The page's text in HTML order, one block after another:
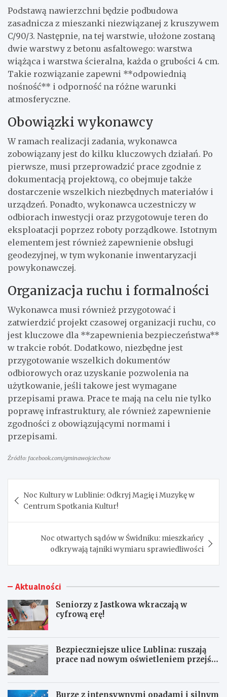
Podstawą nawierzchni będzie podbudowa
zasadnicza z mieszanki niezwiązanej z kruszywem
C/90/3. Następnie, na tej warstwie, ułożone zostaną
dwie warstwy z betonu asfaltowego: warstwa
wiążąca i warstwa ścieralna, każda o grubości 4 cm.
Takie rozwiązanie zapewni **odpowiednią
nośność** i odporność na różne warunki
atmosferyczne.
Obowiązki wykonawcy
W ramach realizacji zadania, wykonawca
zobowiązany jest do kilku kluczowych działań. Po
pierwsze, musi przeprowadzić prace zgodnie z
dokumentacją projektową, co obejmuje także
dostarczenie wszelkich niezbędnych materiałów i
urządzeń. Ponadto, wykonawca uczestniczy w
odbiorach inwestycji oraz przygotowuje teren do
eksploatacji poprzez roboty porządkowe. Istotnym
elementem jest również zapewnienie obsługi
geodezyjnej, w tym wykonanie inwentaryzacji
powykonawczej.
Organizacja ruchu i formalności
Wykonawca musi również przygotować i
zatwierdzić projekt czasowej organizacji ruchu, co
jest kluczowe dla **zapewnienia bezpieczeństwa**
w trakcie robót. Dodatkowo, niezbędne jest
przygotowanie wszelkich dokumentów
odbiorowych oraz uzyskanie pozwolenia na
użytkowanie, jeśli takowe jest wymagane
przepisami prawa. Prace te mają na celu nie tylko
poprawę infrastruktury, ale również zapewnienie
zgodności z obowiązującymi normami i
przepisami.
Źródło: facebook.com/gminawojciechow
wpisu
Noc Kultury w Lublinie: Odkryj Magię i Muzykę w
Centrum Spotkania Kultur!
Noc otwartych sądów w Świdniku: mieszkańcy
odkrywają tajniki wymiaru sprawiedliwości
Aktualności
Seniorzy z Jastkowa wkraczają w
cyfrową erę!
Bezpieczniejsze ulice Lublina: ruszają
prace nad nowym oświetleniem przejść
Burze z intensywnymi opadami i silnym